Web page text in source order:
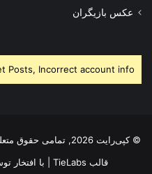
عکس بازیگران
Posts, Incorrect account info.
© کپی‌رایت 2026, تمامی حقوق متعلق است به |
قالب TieLabs
| با افتخار